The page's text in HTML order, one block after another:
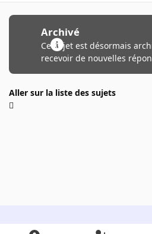
Archivé
Ce sujet est désormais
recevoir de nouvelles
Aller sur la liste des sujets